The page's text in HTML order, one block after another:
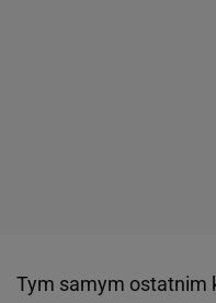
Tym samym ostatnim